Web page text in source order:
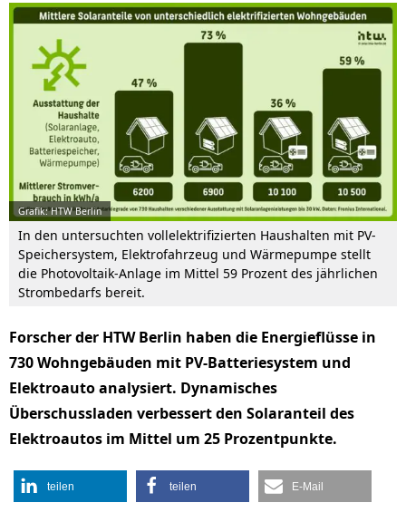
Grafik: HTW Berlin
In den untersuchten vollelektrifizierten Haushalten mit PV-
Speichersystem, Elektrofahrzeug und Wärmepumpe stellt
die Photovoltaik-Anlage im Mittel 59 Prozent des jährlichen
Strombedarfs bereit.
Forscher der HTW Berlin haben die Energieflüsse in
730 Wohngebäuden mit PV-Batteriesystem und
Elektroauto analysiert. Dynamisches
Überschussladen verbessert den Solaranteil des
Elektroautos im Mittel um 25 Prozentpunkte.
teilen teilen E-Mail